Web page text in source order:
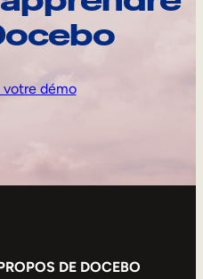
votre démo
DE DOCEBO